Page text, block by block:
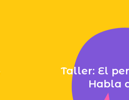
Taller: El
Habla